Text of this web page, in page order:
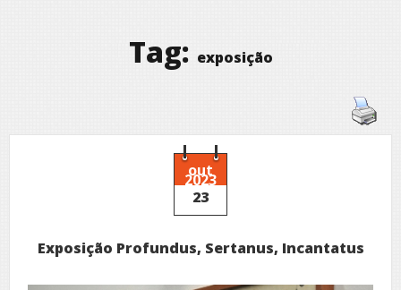
Tag: exposição
out
2023
23
Exposição Profundus, Sertanus, Incantatus